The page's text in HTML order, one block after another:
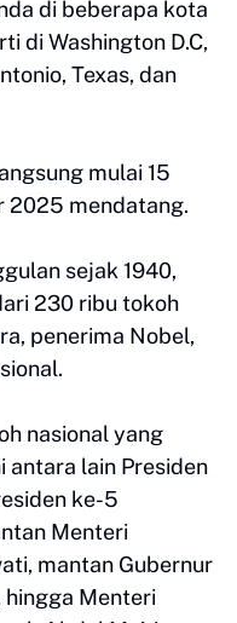
di beberapa kota
di Washington D.C,
Texas, dan
mulai 15
2025 mendatang.
sejak 1940,
230 ribu tokoh
penerima Nobel,
nasional yang
antara lain Presiden
ke-5
Menteri
mantan Gubernur
hingga Menteri